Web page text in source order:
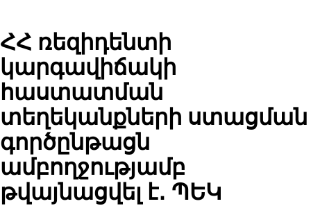
ՀՀ ռեզիդենտի
կարգավիճակի
հաստատման
տեղեկանքների ստացման
գործընթացն
ամբողջությամբ
թվայնացվել է․ ՊԵԿ